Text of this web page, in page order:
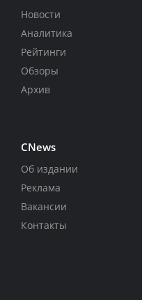
Новости
Аналитика
Рейтинги
Обзоры
Архив
CNews
Об издании
Реклама
Вакансии
Контакты